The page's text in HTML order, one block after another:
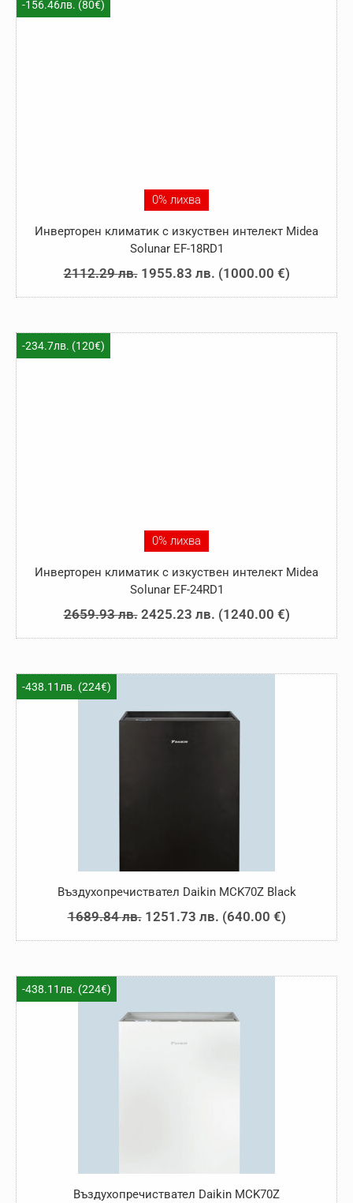
-156.46лв. (80€)
0% лихва
Инверторен климатик с изкуствен интелект Midea
Solunar EF-18RD1
2112.29лв. Original
price
1955.83 лв.Текущата
цена
(1000.00 €)
-234.7лв. (120€)
0% лихва
Инверторен климатик с изкуствен интелект Midea
Solunar EF-24RD1
2659.93лв. Original
price
2425.23 лв.Текущата
цена
(1240.00 €)
-438.11лв. (224€)
Въздухопречиствател Daikin MCK70Z Black
1689.84лв. Original
price
1251.73 лв.Текущата
цена
(640.00 €)
-438.11лв. (224€)
Въздухопречиствател Daikin MCK70Z